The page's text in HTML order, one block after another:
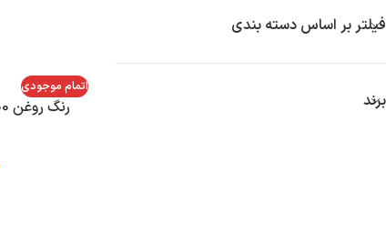
فیلتر بر اساس دسته بندی
برند
اتمام موجودی